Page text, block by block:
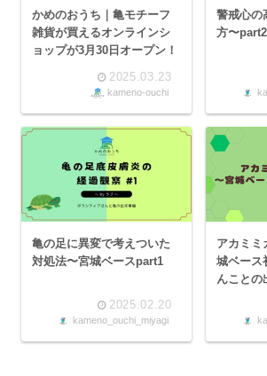
かめのおうち｜亀モチーフ
雑貨が買えるオンラインシ
ョップが3月30日オープン！
2025.03.23
kameno-ouchi
警戒心の
方〜part2
亀の足に異変で考えついた
対処法〜宮城ベースpart1
2025.02.20
kameno_ouchi_miyagi
アカミミ
城ベース
んことの